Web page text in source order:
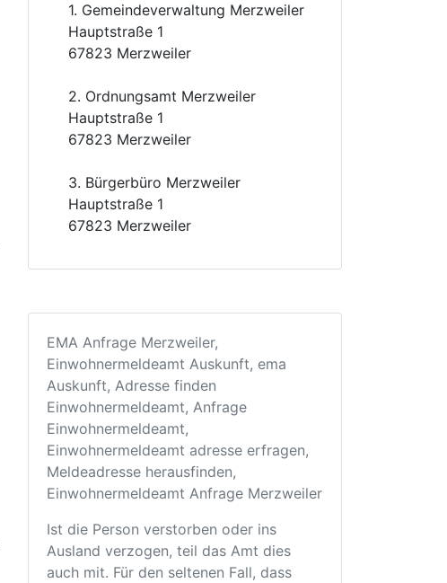
1. Gemeindeverwaltung Merzweiler
Hauptstraße 1
67823 Merzweiler
2. Ordnungsamt Merzweiler
Hauptstraße 1
67823 Merzweiler
3. Bürgerbüro Merzweiler
Hauptstraße 1
67823 Merzweiler
EMA Anfrage Merzweiler,
Einwohnermeldeamt Auskunft, ema
Auskunft, Adresse finden
Einwohnermeldeamt, Anfrage
Einwohnermeldeamt,
Einwohnermeldeamt adresse erfragen,
Meldeadresse herausfinden,
Einwohnermeldeamt Anfrage Merzweiler
Ist die Person verstorben oder ins
Ausland verzogen, teil das Amt dies
auch mit. Für den seltenen Fall, dass